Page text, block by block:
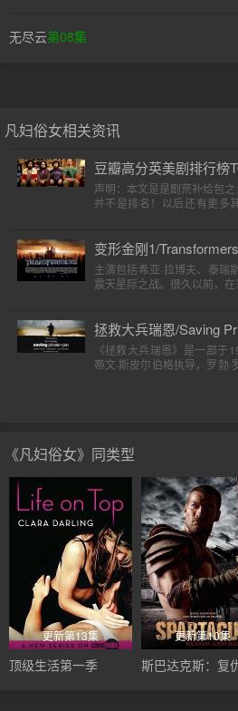
无尽云第08集
凡妇俗女相关资讯
豆瓣高分英美剧排行榜
声明：本文是是剧荒补给包
并不是排名！以后还有更多
变形金刚1/
主演包括希亚·拉博夫、泰瑞
震天星际之战。很久以前，
拯救大兵瑞恩/Saving
《拯救大兵瑞恩》是一部于
蒂文·斯皮尔伯格执导，罗勃
《凡妇俗女》同类型
更新第13集
顶级生活第一季
更新第10集